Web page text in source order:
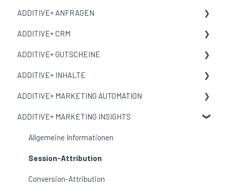
Begriffe und Bedeutungen
Allgemeine Informationen
Meine Organisation
Benutzer
E-Mail-Vorlage
Corporate Design
ADDITIVE+ ANFRAGEN
Allgemeine Informationen
Kanäle
Auswertungen
ADDITIVE+ CRM
Allgemeine Informationen
Personen
Reservierungen
Auswertungen
Ausschlussliste
Einstellungen
ADDITIVE+ GUTSCHEINE
Allgemeine Informationen
Übersicht
Gutscheine
Incentive Gutscheine
Bestellungen
Auswertungen
ADDITIVE+ INHALTE
Allgemeine Informationen
Inhalte
Landingpages
Multimedia
Einstellungen
ADDITIVE+ MARKETING AUTOMATION
Allgemeine Informationen
Kampagnen
Auswertungen
ADDITIVE+ MARKETING INSIGHTS
Allgemeine Informationen
Session-Attribution
Conversion-Attribution